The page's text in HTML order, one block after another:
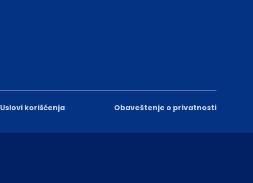
Uslovi korišćenja Obaveštenje o privatnosti